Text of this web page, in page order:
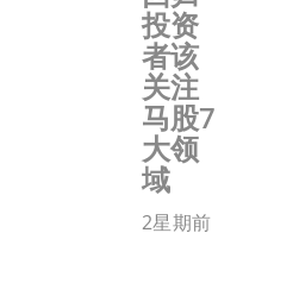
投资
者该
关注
马股7
大领
域
2星期前